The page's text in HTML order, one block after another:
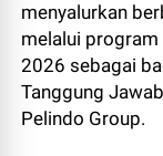
menyalurkan
melalui program
2026 sebagai
Tanggung
Pelindo Group.